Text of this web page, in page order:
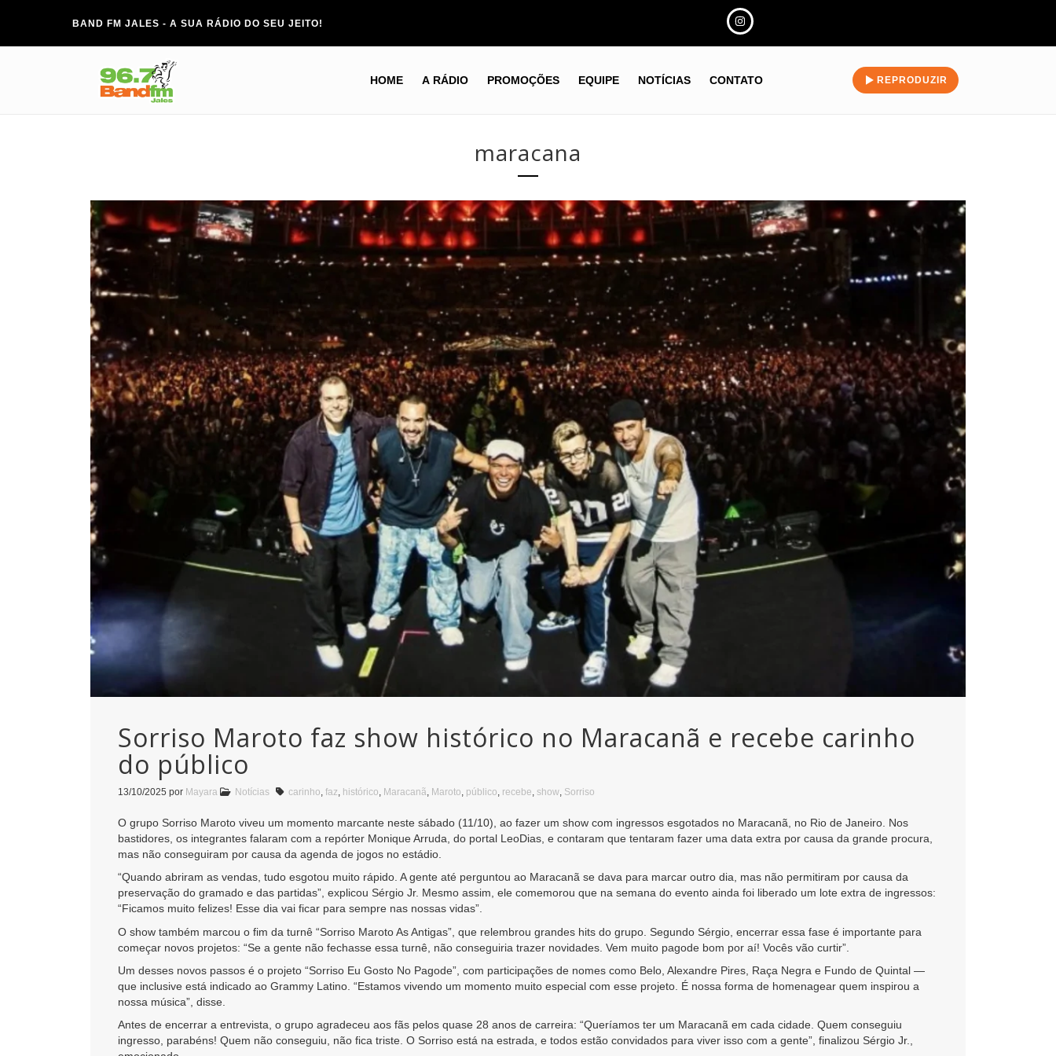
BAND FM JALES - A SUA RÁDIO DO SEU JEITO!
HOME A RÁDIO PROMOÇÕES EQUIPE NOTÍCIAS CONTATO REPRODUZIR
maracana
Sorriso Maroto faz show histórico no Maracanã e recebe carinho
do público
13/10/2025 por Mayara Notícias carinho, faz, histórico, Maracanã, Maroto, público, recebe, show, Sorriso
O grupo Sorriso Maroto viveu um momento marcante neste sábado (11/10), ao fazer um show com ingressos esgotados no Maracanã, no Rio de Janeiro. Nos
bastidores, os integrantes falaram com a repórter Monique Arruda, do portal LeoDias, e contaram que tentaram fazer uma data extra por causa da grande procura,
mas não conseguiram por causa da agenda de jogos no estádio.
“Quando abriram as vendas, tudo esgotou muito rápido. A gente até perguntou ao Maracanã se dava para marcar outro dia, mas não permitiram por causa da
preservação do gramado e das partidas”, explicou Sérgio Jr. Mesmo assim, ele comemorou que na semana do evento ainda foi liberado um lote extra de ingressos:
“Ficamos muito felizes! Esse dia vai ficar para sempre nas nossas vidas”.
O show também marcou o fim da turnê “Sorriso Maroto As Antigas”, que relembrou grandes hits do grupo. Segundo Sérgio, encerrar essa fase é importante para
começar novos projetos: “Se a gente não fechasse essa turnê, não conseguiria trazer novidades. Vem muito pagode bom por aí! Vocês vão curtir”.
Um desses novos passos é o projeto “Sorriso Eu Gosto No Pagode”, com participações de nomes como Belo, Alexandre Pires, Raça Negra e Fundo de Quintal —
que inclusive está indicado ao Grammy Latino. “Estamos vivendo um momento muito especial com esse projeto. É nossa forma de homenagear quem inspirou a
nossa música”, disse.
Antes de encerrar a entrevista, o grupo agradeceu aos fãs pelos quase 28 anos de carreira: “Queríamos ter um Maracanã em cada cidade. Quem conseguiu
ingresso, parabéns! Quem não conseguiu, não fica triste. O Sorriso está na estrada, e todos estão convidados para viver isso com a gente”, finalizou Sérgio Jr.,